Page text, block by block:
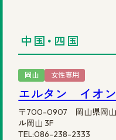
中国・四国
岡山 女性専用
エルタン イオ
〒700-0907 岡山県岡山
ル岡山 3F
TEL:086-238-2333